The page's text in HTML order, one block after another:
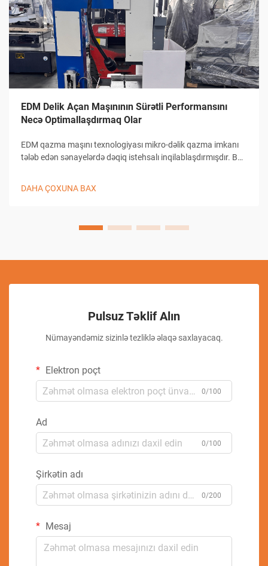
EDM Delik Açan Maşınının Sürətli Performansını
Necə Optimallaşdırmaq Olar
EDM qazma maşını texnologiyası mikro-dəlik qazma imkanı
tələb edən sənayelərdə dəqiq istehsalı inqilablaşdırmışdır. Bu
DAHA ÇOXUNA BAX
Pulsuz Təklif Alın
Nümayəndəmiz sizinlə tezliklə əlaqə saxlayacaq.
Elektron poçt
0/100
Ad
0/100
Şirkətin adı
0/200
Mesaj